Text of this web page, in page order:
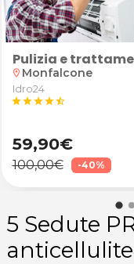
a San
spagnolo,
Caldaia
Pulizia e
location_on Monfalcone
Idro24
starstarstarstarstar_half
59,90€
100,00€ -40%
5 Sedute